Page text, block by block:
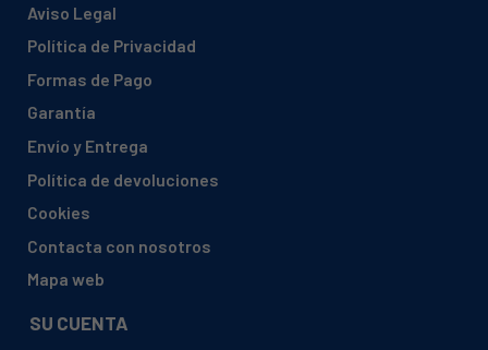
AEG ELECTROLUX, L 12840 91460500803
AEG ELECTROLUX, L 12843 V 91460610002
AEG ELECTROLUX, L 12843 V 91460611100
Aviso Legal
Política de Privacidad
Formas de Pago
Garantía
Envío y Entrega
Política de devoluciones
Cookies
Contacta con nosotros
Mapa web
SU CUENTA